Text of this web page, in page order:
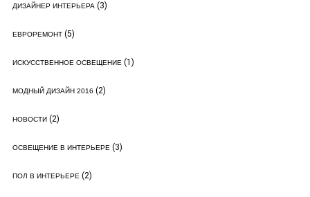
ДИЗАЙНЕР ИНТЕРЬЕРА(3)
ЕВРОРЕМОНТ(5)
ИСКУССТВЕННОЕ ОСВЕЩЕНИЕ(1)
МОДНЫЙ ДИЗАЙН 2016 (2)
НОВОСТИ(2)
ОСВЕЩЕНИЕ В ИНТЕРЬЕРЕ(3)
ПОЛ В ИНТЕРЬЕРЕ(2)